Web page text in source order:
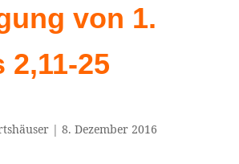
von 1.
2,11-25
| 8. Dezember 2016